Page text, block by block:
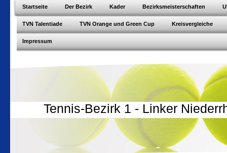
Startseite Der Bezirk Kader Bezirksmeisterschaften
TVN Talentiade TVN Orange und Green Cup Kreisvergleiche
Impressum
Tennis-Bezirk 1 - Linker